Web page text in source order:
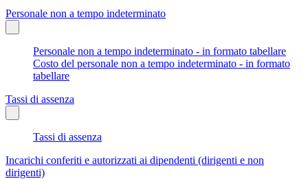
Personale non a tempo indeterminato
Personale non a tempo indeterminato - in formato tabellare
Costo del personale non a tempo indeterminato - in formato
tabellare
Tassi di assenza
Tassi di assenza
Incarichi conferiti e autorizzati ai dipendenti (dirigenti e non
dirigenti)